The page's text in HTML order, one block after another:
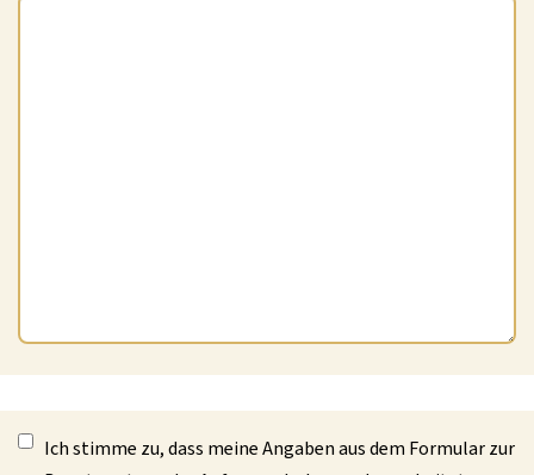
Datenschutz(erforderlich)
Ich stimme zu, dass meine Angaben aus dem Formular zur